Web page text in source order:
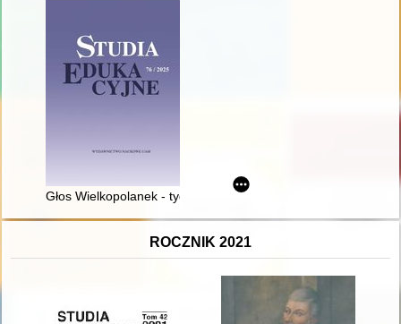
Głos Wielkopolanek - tygodnik społeczno-narodowy dla
ROCZNIK 2021